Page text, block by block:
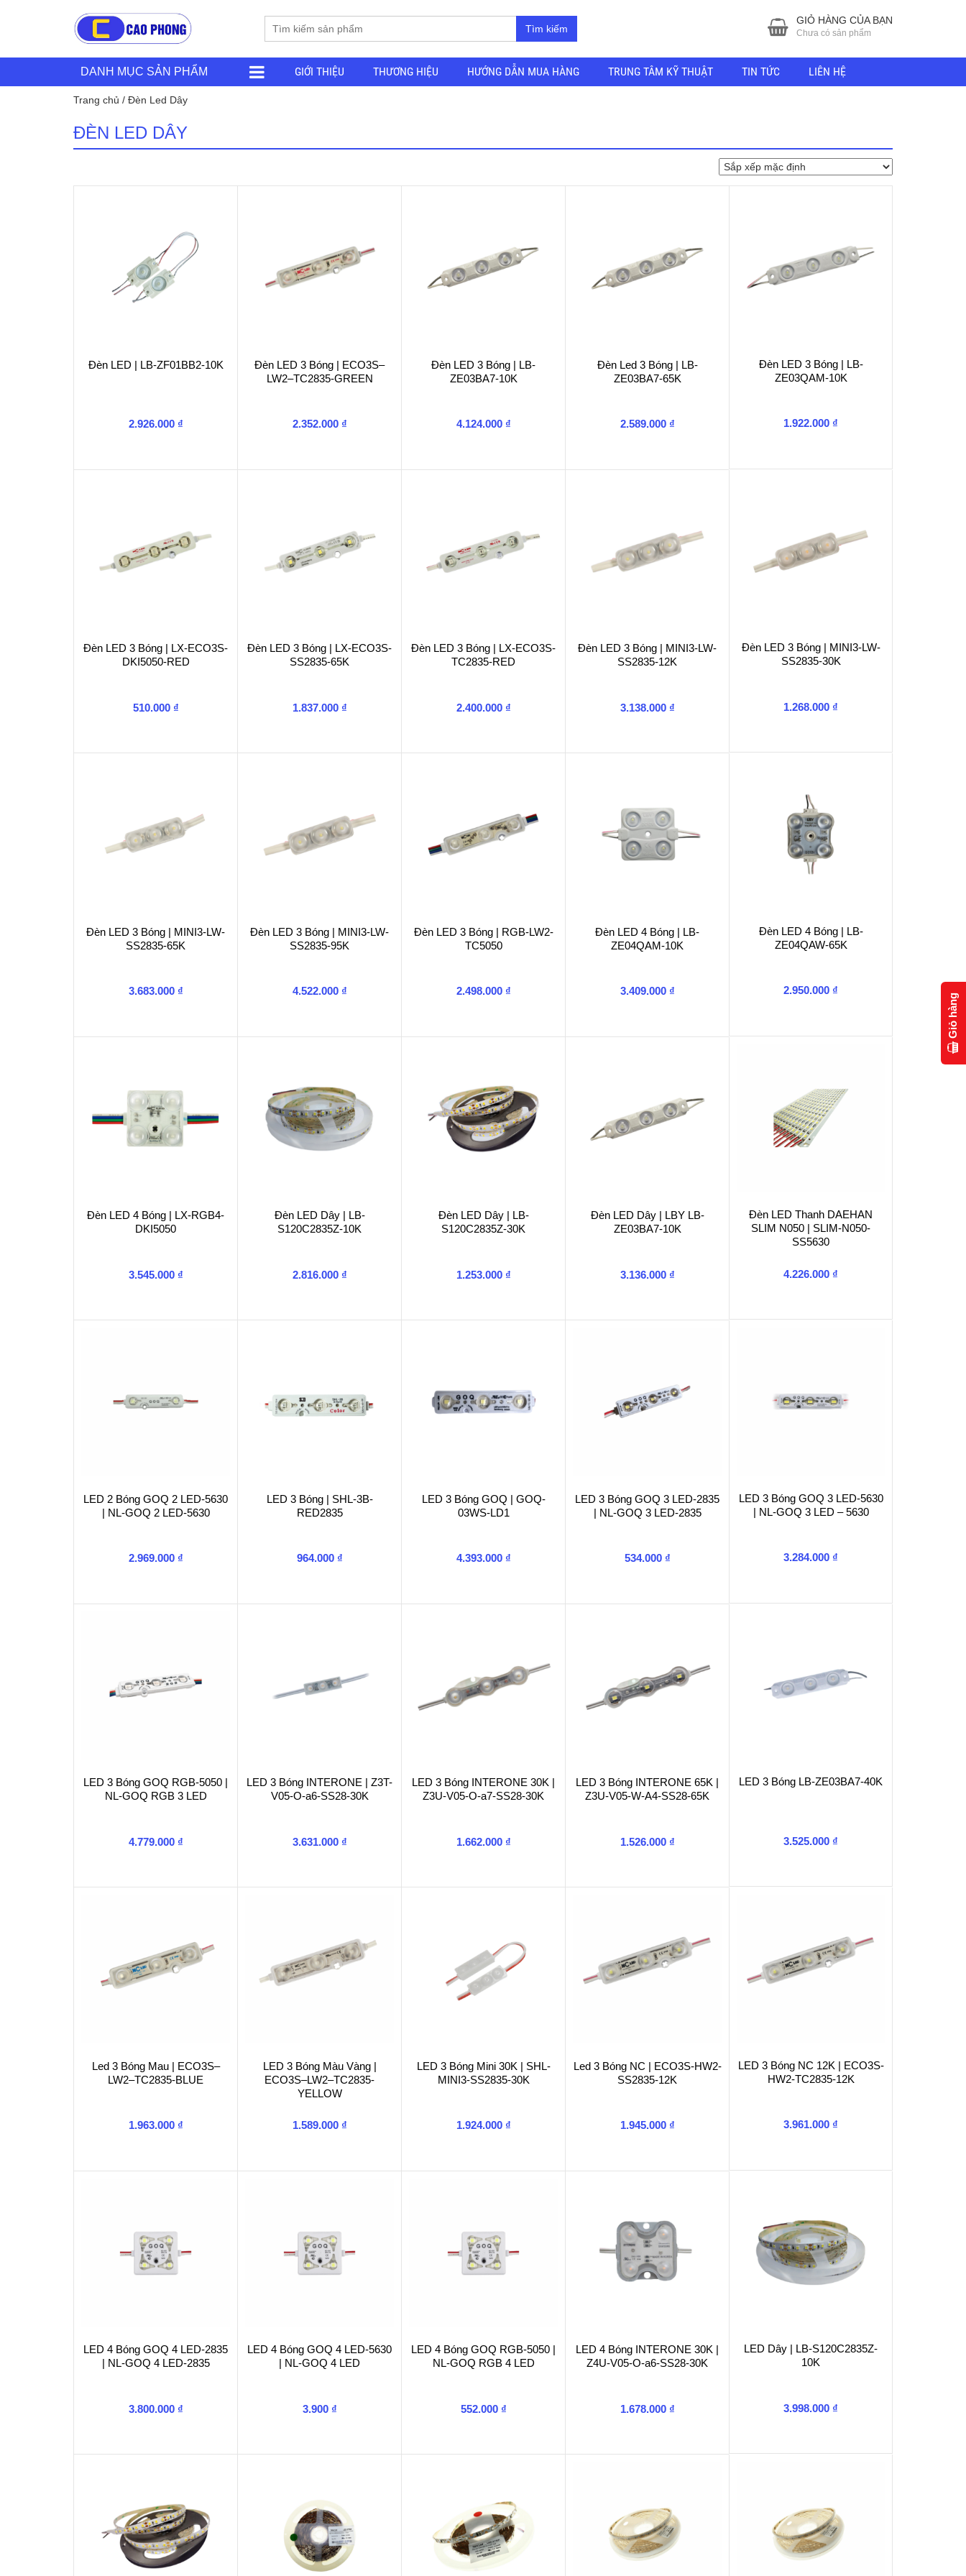
Tìm kiếm
GIỎ HÀNG CỦA BẠN
Chưa có sản phẩm
DANH MỤC SẢN PHẨM GIỚI THIỆU THƯƠNG HIỆU HƯỚNG DẪN MUA HÀNG TRUNG TÂM KỸ THUẬT TIN TỨC LIÊN HỆ
Trang chủ / Đèn Led Dây
ĐÈN LED DÂY
Đèn LED | LB-ZF01BB2-10K
2.926.000 ₫
Đèn LED 3 Bóng | ECO3S–
LW2–TC2835-GREEN
2.352.000 ₫
Đèn LED 3 Bóng | LB-
ZE03BA7-10K
4.124.000 ₫
Đèn Led 3 Bóng | LB-
ZE03BA7-65K
2.589.000 ₫
Đèn LED 3 Bóng | LB-
ZE03QAM-10K
1.922.000 ₫
Đèn LED 3 Bóng | LX-ECO3S-
DKI5050-RED
510.000 ₫
Đèn LED 3 Bóng | LX-ECO3S-
SS2835-65K
1.837.000 ₫
Đèn LED 3 Bóng | LX-ECO3S-
TC2835-RED
2.400.000 ₫
Đèn LED 3 Bóng | MINI3-LW-
SS2835-12K
3.138.000 ₫
Đèn LED 3 Bóng | MINI3-LW-
SS2835-30K
1.268.000 ₫
Đèn LED 3 Bóng | MINI3-LW-
SS2835-65K
3.683.000 ₫
Đèn LED 3 Bóng | MINI3-LW-
SS2835-95K
4.522.000 ₫
Đèn LED 3 Bóng | RGB-LW2-
TC5050
2.498.000 ₫
Đèn LED 4 Bóng | LB-
ZE04QAM-10K
3.409.000 ₫
Đèn LED 4 Bóng | LB-
ZE04QAW-65K
2.950.000 ₫
Đèn LED 4 Bóng | LX-RGB4-
DKI5050
3.545.000 ₫
Đèn LED Dây | LB-
S120C2835Z-10K
2.816.000 ₫
Đèn LED Dây | LB-
S120C2835Z-30K
1.253.000 ₫
Đèn LED Dây | LBY LB-
ZE03BA7-10K
3.136.000 ₫
Đèn LED Thanh DAEHAN
SLIM N050 | SLIM-N050-
SS5630
4.226.000 ₫
LED 2 Bóng GOQ 2 LED-5630
| NL-GOQ 2 LED-5630
2.969.000 ₫
LED 3 Bóng | SHL-3B-
RED2835
964.000 ₫
LED 3 Bóng GOQ | GOQ-
03WS-LD1
4.393.000 ₫
LED 3 Bóng GOQ 3 LED-2835
| NL-GOQ 3 LED-2835
534.000 ₫
LED 3 Bóng GOQ 3 LED-5630
| NL-GOQ 3 LED – 5630
3.284.000 ₫
LED 3 Bóng GOQ RGB-5050 |
NL-GOQ RGB 3 LED
4.779.000 ₫
LED 3 Bóng INTERONE | Z3T-
V05-O-a6-SS28-30K
3.631.000 ₫
LED 3 Bóng INTERONE 30K |
Z3U-V05-O-a7-SS28-30K
1.662.000 ₫
LED 3 Bóng INTERONE 65K |
Z3U-V05-W-A4-SS28-65K
1.526.000 ₫
LED 3 Bóng LB-ZE03BA7-40K
3.525.000 ₫
Led 3 Bóng Mau | ECO3S–
LW2–TC2835-BLUE
1.963.000 ₫
LED 3 Bóng Màu Vàng |
ECO3S–LW2–TC2835-
YELLOW
1.589.000 ₫
LED 3 Bóng Mini 30K | SHL-
MINI3-SS2835-30K
1.924.000 ₫
Led 3 Bóng NC | ECO3S-HW2-
SS2835-12K
1.945.000 ₫
LED 3 Bóng NC 12K | ECO3S-
HW2-TC2835-12K
3.961.000 ₫
LED 4 Bóng GOQ 4 LED-2835
| NL-GOQ 4 LED-2835
3.800.000 ₫
LED 4 Bóng GOQ 4 LED-5630
| NL-GOQ 4 LED
3.900 ₫
LED 4 Bóng GOQ RGB-5050 |
NL-GOQ RGB 4 LED
552.000 ₫
LED 4 Bóng INTERONE 30K |
Z4U-V05-O-a6-SS28-30K
1.678.000 ₫
LED Dây | LB-S120C2835Z-
10K
3.998.000 ₫
Giỏ hàng